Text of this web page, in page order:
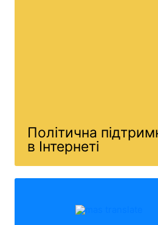
Політична
в Інтернеті